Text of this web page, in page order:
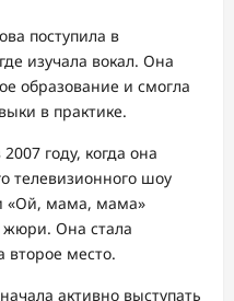
поступила в
изучала вокал. Она
образование и смогла
в практике.
году, когда она
телевизионного шоу
«Ой, мама, мама»
жюри. Она стала
второе место.
активно выступать